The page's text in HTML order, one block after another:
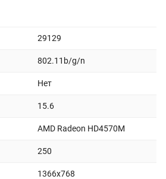
29129
802.11b/g/n
Нет
15.6
AMD Radeon HD4570M
250
1366x768